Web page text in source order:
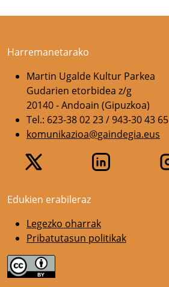
Harremanetarako
Martin Ugalde Kultur Parkea
Gudarien etorbidea z/g
20140 - Andoain (Gipuzkoa)
Tel.: 623-38 02 23 / 943-30 43 65
komunikazioa@gaindegia.eus
Edukien erabileraz
Legezko oharrak
Pribatutasun politikak